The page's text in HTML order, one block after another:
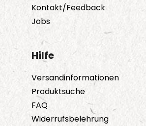
Kontakt/Feedback
Jobs
Hilfe
Versandinformationen
Produktsuche
FAQ
Widerrufsbelehrung